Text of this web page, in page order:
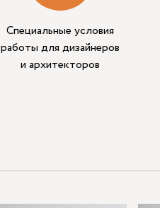
Специальные условия
работы для дизайнеров
и архитекторов